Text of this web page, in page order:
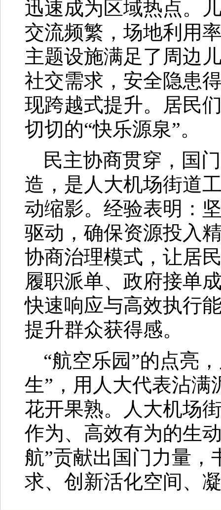
迅速成为区域热点。
交流频繁，场地利用
主题设施满足了周边
社交需求，安全隐患
现跨越式提升。居民
切切的“快乐源泉”。
民主协商贯穿，国
造，是人大机场街道
动缩影。经验表明：
驱动，确保资源投入
协商治理模式，让居
履职派单、政府接单
快速响应与高效执行
提升群众获得感。
“航空乐园”的点亮
生”，用人大代表沾满
花开果熟。人大机场
作为、高效有为的生
航”贡献出国门力量
求、创新活化空间、